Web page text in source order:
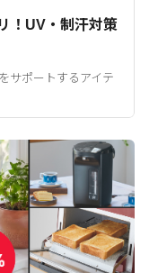
！UV・制汗対策
サポートするアイテ